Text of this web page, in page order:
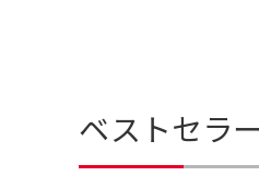
ベストセラ